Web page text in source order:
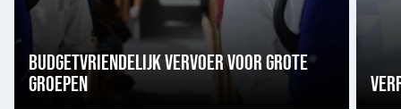
BUDGETVRIENDELIJK VERVOER VOOR GROTE
GROEPEN